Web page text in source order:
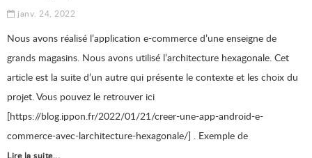
janv. 24, 2022
Nous avons réalisé l’application e-commerce d’une enseigne de
grands magasins. Nous avons utilisé l’architecture hexagonale. Cet
article est la suite d’un autre qui présente le contexte et les choix du
projet. Vous pouvez le retrouver ici
[https://blog.ippon.fr/2022/01/21/creer-une-app-android-e-
commerce-avec-larchitecture-hexagonale/] . Exemple de
Lire la suite...